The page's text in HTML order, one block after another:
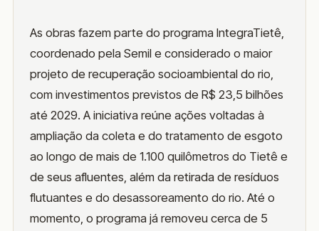
As obras fazem parte do programa IntegraTietê,
coordenado pela Semil e considerado o maior
projeto de recuperação socioambiental do rio,
com investimentos previstos de R$ 23,5 bilhões
até 2029. A iniciativa reúne ações voltadas à
ampliação da coleta e do tratamento de esgoto
ao longo de mais de 1.100 quilômetros do Tietê e
de seus afluentes, além da retirada de resíduos
flutuantes e do desassoreamento do rio. Até o
momento, o programa já removeu cerca de 5